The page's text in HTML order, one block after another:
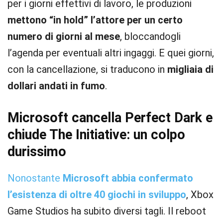
per i giorni effettivi di lavoro, le produzioni
mettono “in hold” l’attore per un certo
numero di giorni al mese, bloccandogli
l’agenda per eventuali altri ingaggi. E quei giorni,
con la cancellazione, si traducono in migliaia di
dollari andati in fumo.
Microsoft cancella Perfect Dark e
chiude The Initiative: un colpo
durissimo
Nonostante Microsoft abbia confermato
l’esistenza di oltre 40 giochi in sviluppo, Xbox
Game Studios ha subito diversi tagli. Il reboot